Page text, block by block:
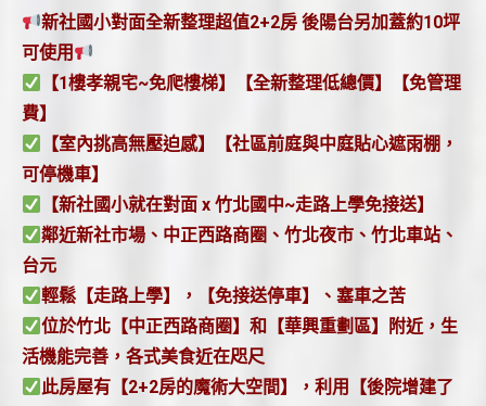
新社國小對面全新整理超值2+2房 後陽台另加蓋約10坪
可使用
【1樓孝親宅~免爬樓梯】【全新整理低總價】【免管理
費】
【室內挑高無壓迫感】【社區前庭與中庭貼心遮雨棚，
可停機車】
【新社國小就在對面 x 竹北國中~走路上學免接送】
鄰近新社市場、中正西路商圈、竹北夜市、竹北車站、
台元
輕鬆【走路上學】，【免接送停車】、塞車之苦
位於竹北【中正西路商圈】和【華興重劃區】附近，生
活機能完善，各式美食近在咫尺
此房屋有【2+2房的魔術大空間】，利用【後院增建了